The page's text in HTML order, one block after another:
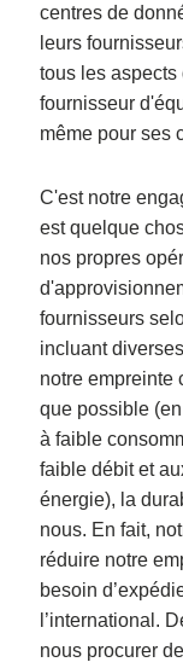
centres de
leurs
tous les
fournisseur
même pour ses
C'est notre
est quelque
nos propres
fournisseurs
incluant
notre empreinte
que possible
à faible
faible débit et
énergie), la
nous. En fait,
réduire notre
besoin
l’international.
nous procurer